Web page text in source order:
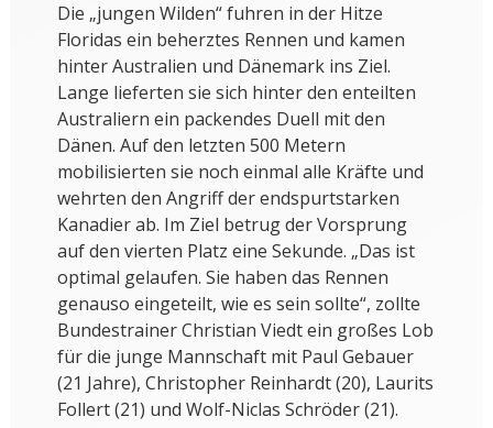
Die „jungen Wilden“ fuhren in der Hitze
Floridas ein beherztes Rennen und kamen
hinter Australien und Dänemark ins Ziel.
Lange lieferten sie sich hinter den enteilten
Australiern ein packendes Duell mit den
Dänen. Auf den letzten 500 Metern
mobilisierten sie noch einmal alle Kräfte und
wehrten den Angriff der endspurtstarken
Kanadier ab. Im Ziel betrug der Vorsprung
auf den vierten Platz eine Sekunde. „Das ist
optimal gelaufen. Sie haben das Rennen
genauso eingeteilt, wie es sein sollte“, zollte
Bundestrainer Christian Viedt ein großes Lob
für die junge Mannschaft mit Paul Gebauer
(21 Jahre), Christopher Reinhardt (20), Laurits
Follert (21) und Wolf-Niclas Schröder (21).